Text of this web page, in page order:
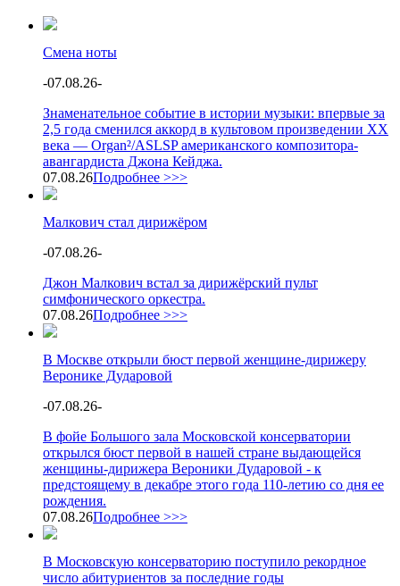
Смена ноты
-07.08.26-
Знаменательное событие в истории музыки: впервые за
2,5 года сменился аккорд в культовом произведении XX
века — Organ²/ASLSP американского композитора-
авангардиста Джона Кейджа.
07.08.26Подробнее >>>
Малкович стал дирижёром
-07.08.26-
Джон Малкович встал за дирижёрский пульт
симфонического оркестра.
07.08.26Подробнее >>>
В Москве открыли бюст первой женщине-дирижеру
Веронике Дударовой
-07.08.26-
В фойе Большого зала Московской консерватории
открылся бюст первой в нашей стране выдающейся
женщины-дирижера Вероники Дударовой - к
предстоящему в декабре этого года 110-летию со дня ее
рождения.
07.08.26Подробнее >>>
В Московскую консерваторию поступило рекордное
число абитуриентов за последние годы